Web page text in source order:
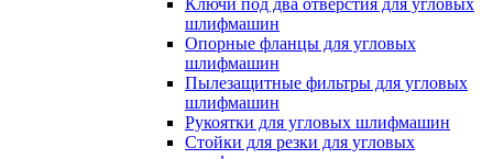
Ключи под два отверстия для угловых
шлифмашин
Опорные фланцы для угловых
шлифмашин
Пылезащитные фильтры для угловых
шлифмашин
Рукоятки для угловых шлифмашин
Стойки для резки для угловых